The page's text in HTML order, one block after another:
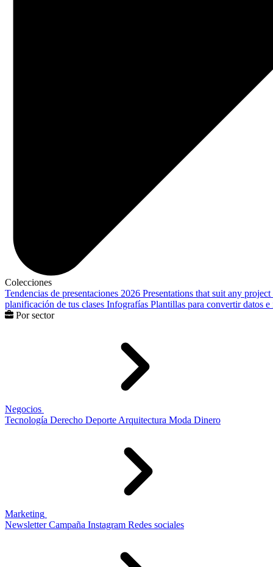
Colecciones
Tendencias de presentaciones 2026 Presentations that suit any project
planificación de tus clases Infografías Plantillas para convertir datos
Por sector
Negocios
Tecnología Derecho Deporte Arquitectura Moda Dinero
Marketing
Newsletter Campaña Instagram Redes sociales